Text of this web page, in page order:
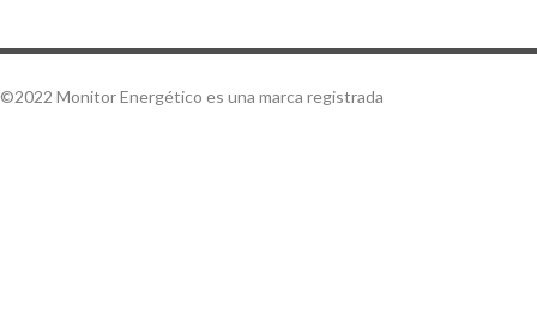
©2022 Monitor Energético es una marca registrada